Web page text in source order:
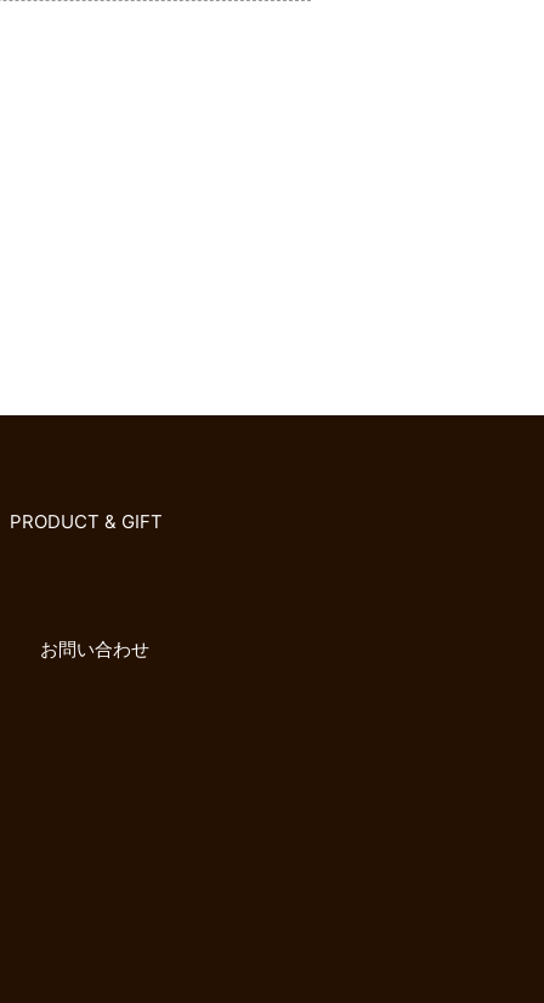
PRODUCT & GIFT
お問い合わせ